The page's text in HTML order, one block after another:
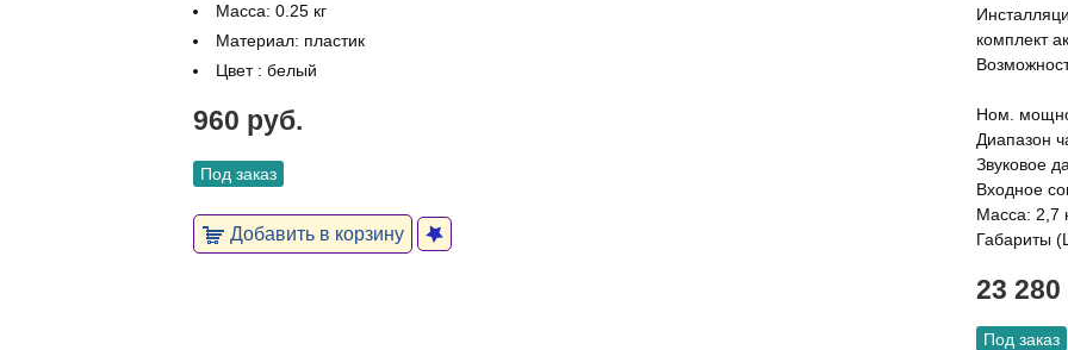
Масса: 0.25 кг
Материал: пластик
Цвет : белый
960 руб.
Под заказ
Добавить в корзину
комплект
Ном.
Диапазон
Звуковое
Входное
Масса: 2,7
Габариты
23
Под заказ